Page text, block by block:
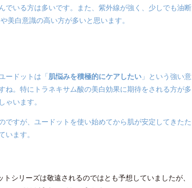
でいる方は多いです。また、紫外線が強く、少しでも油断
美白意識の高い方が多いと思います。
ードットは「肌悩みを積極的にケアしたい」という強い意
ね。特にトラネキサム酸の美白効果に期待をされる方が多
ゃいます。
ですが、ユードットを使い始めてから肌が安定してきたた
ます。
シリーズは敬遠されるのではとも予想していましたが、